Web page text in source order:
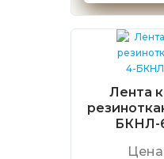
Лента
БКНЛ-